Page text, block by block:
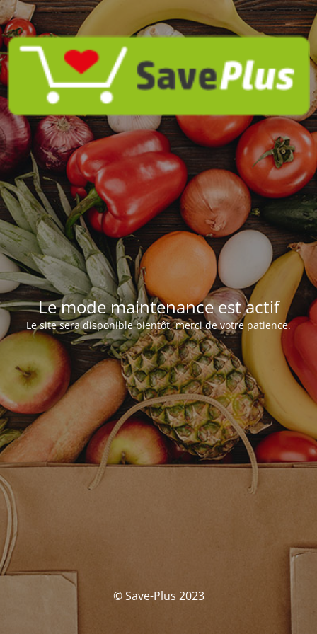
Le mode maintenance est actif
Le site sera disponible bientôt, merci de votre patience.
© Save-Plus 2023